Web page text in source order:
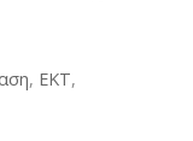
, ΕΚΤ,